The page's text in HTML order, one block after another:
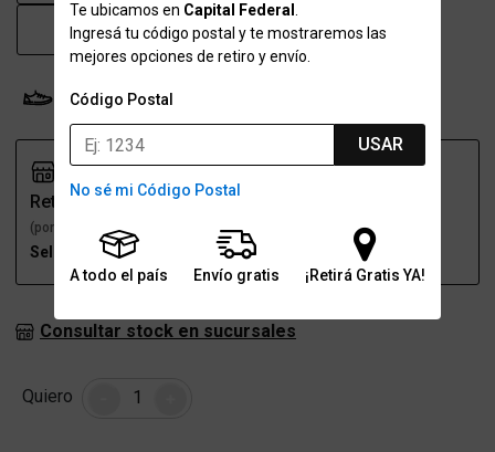
Te ubicamos en Capital Federal
Ingresá tu código postal y te mostraremos las
mejores opciones de retiro y envío.
Código Postal
USAR
No sé mi Código Postal
A todo el país Envío gratis ¡Retirá Gratis YA!
45 46 47
Probador Virtual
Retiro
(por una sucursal)
Seleccioná talle Seleccioná talle
Consultar stock en sucursales
Quiero Cantidad